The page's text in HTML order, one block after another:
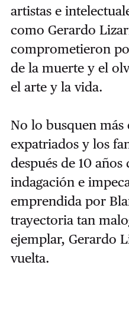
artistas e
como Gerardo
comprometieron
de la muerte y el
el arte y la vida.
No lo busquen más
expatriados y los
después de 10
indagación e
emprendida por
trayectoria tan
ejemplar, Gerardo
vuelta.